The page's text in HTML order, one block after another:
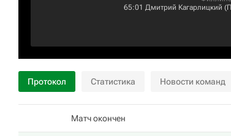
65:01 Дмитрий Кагарлицкий
Протокол Статистика Новости команд
Матч окончен